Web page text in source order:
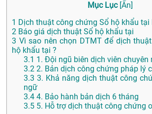
Mục Lục [Ẩn]
1 Dịch thuật công chứng Sổ hộ khẩu tại
2 Báo giá dịch thuật Sổ hộ khẩu tại
3 Vì sao nên chọn DTMT để dịch
hộ khẩu tại ?
3.1 1. Đội ngũ biên dịch viên chuyên
3.2 2. Bản dịch công chứng pháp lý
3.3 3. Khả năng dịch thuật công
ngữ
3.4 4. Bảo hành bản dịch 6 tháng
3.5 5. Hỗ trợ dịch thuật công chứng